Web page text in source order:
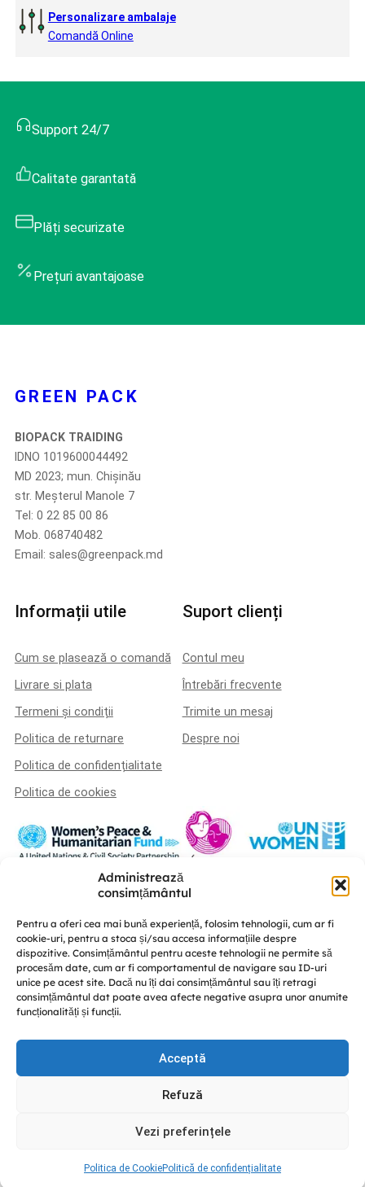
Administrează
consimțământul
Pentru a oferi cea mai bună experiență, folosim tehnologii, cum ar fi
cookie-uri, pentru a stoca și/sau accesa informațiile despre
dispozitive. Consimțământul pentru aceste tehnologii ne permite să
procesăm date, cum ar fi comportamentul de navigare sau ID-uri
unice pe acest site. Dacă nu îți dai consimțământul sau îți retragi
consimțământul dat poate avea afecte negative asupra unor anumite
funcționalități și funcții.
Acceptă
Refuză
Vezi preferințele
Politica de CookiePolitică de confidențialitate
Personalizare ambalaje
Comandă Online
Support 24/7
Calitate garantată
Plăți securizate
Prețuri avantajoase
GREEN PACK
BIOPACK TRAIDING
IDNO 1019600044492
MD 2023; mun. Chișinău
str. Meșterul Manole 7
Tel: 0 22 85 00 86
Mob. 068740482
Email: sales@greenpack.md
Informații utile
Cum se plasează o comandă
Livrare si plata
Termeni și condiții
Politica de returnare
Politica de confidențialitate
Politica de cookies
Suport clienți
Contul meu
Întrebări frecvente
Trimite un mesaj
Despre noi
Această platformă a fost realizată în cadrul proiectului „U-POWER –
consolidare a păcii” este implementat de A.O. „Femei pentru Femei” în
parteneriat cu Centrul de educație nonformală „Diversitate” și CRISP –
Conflict Simulation, cu susținerea UN Women Moldova și finanțat de Fondul
Femeilor pentru Pace și Asistență Umanitară.
Discută cu noi
and Terms of Service